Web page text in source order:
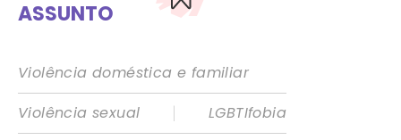
ASSUNTO
Violência doméstica e familiar
Violência sexual
|
LGBTIfobia